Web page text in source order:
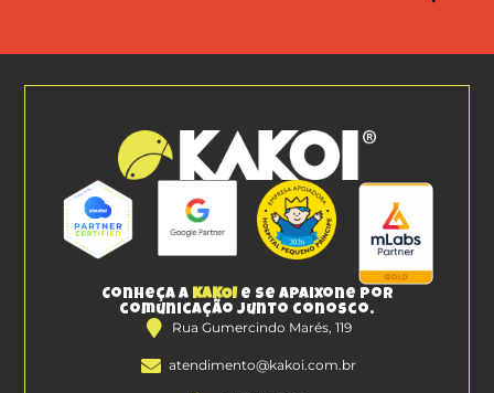
Conheça a KAKOI e se apaixone por
comunicação junto conosco.
Rua Gumercindo Marés, 119
atendimento@kakoi.com.br